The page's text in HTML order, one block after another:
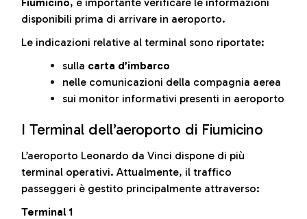
disponibili prima di arrivare in aeroporto.
Le indicazioni relative al terminal sono riportate:
sulla carta d’imbarco
nelle comunicazioni della compagnia aerea
sui monitor informativi presenti in aeroporto
I Terminal dell’aeroporto di Fiumicino
L’aeroporto Leonardo da Vinci dispone di più
terminal operativi. Attualmente, il traffico
passeggeri è gestito principalmente attraverso:
Terminal 1